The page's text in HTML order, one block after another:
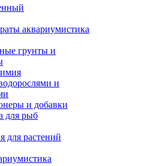
аквариумистика
грунты и
и
и добавки
для рыб
для растений